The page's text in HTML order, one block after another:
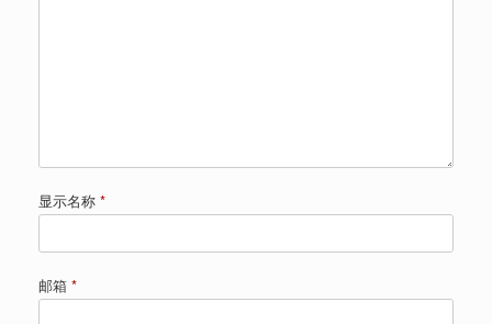
显示名称 *
邮箱 *